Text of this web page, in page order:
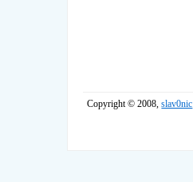
Copyright © 2008,slav0nic